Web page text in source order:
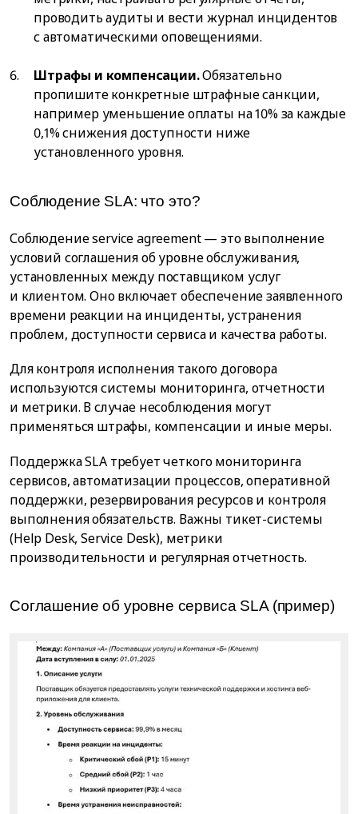
проводить аудиты и вести журнал инцидентов
с автоматическими оповещениями.
Штрафы и компенсации.Обязательно
пропишите конкретные штрафные санкции,
например уменьшение оплаты на 10% за каждые
0,1% снижения доступности ниже
установленного уровня.
Соблюдение SLA: что это?
Соблюдение service agreement — это выполнение
условий соглашения об уровне обслуживания,
установленных между поставщиком услуг
и клиентом. Оно включает обеспечение заявленного
времени реакции на инциденты, устранения
проблем, доступности сервиса и качества работы.
Для контроля исполнения такого договора
используются системы мониторинга, отчетности
и метрики. В случае несоблюдения могут
применяться штрафы, компенсации и иные меры.
Поддержка SLA требует четкого мониторинга
сервисов, автоматизации процессов, оперативной
поддержки, резервирования ресурсов и контроля
выполнения обязательств. Важны тикет-системы
(Help Desk, Service Desk), метрики
производительности и регулярная отчетность.
Соглашение об уровне сервиса SLA (пример)